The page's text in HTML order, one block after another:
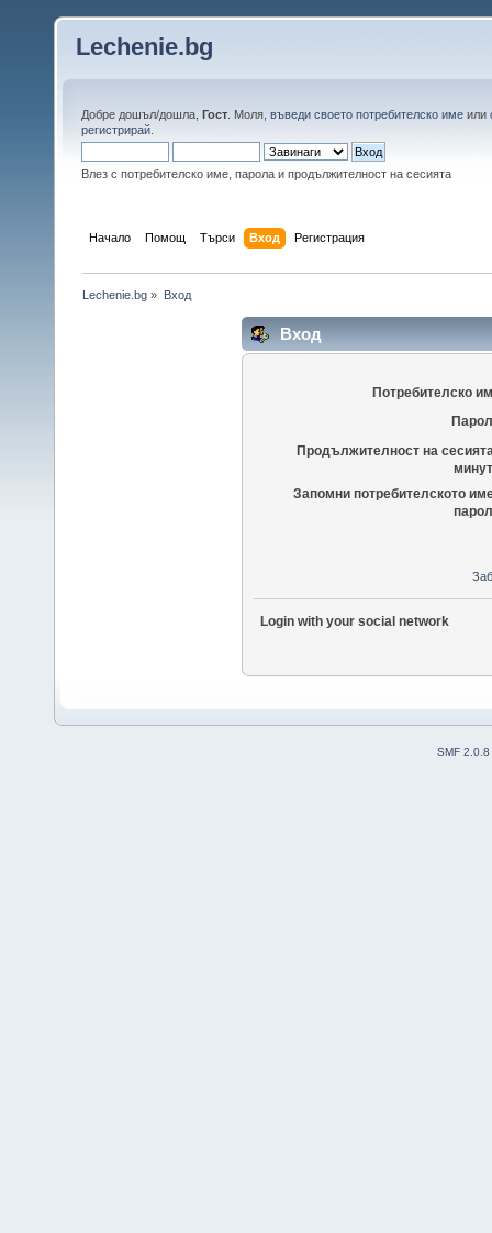
Lechenie.bg
Добре дошъл/дошла, Гост . Моля, въведи своето потребителско име или
регистрирай
Влез с потребителско име, парола и продължителност на сесията
Начало Помощ Търси Вход Регистрация
Lechenie.bg » Вход
Вход
Потребителско
Продължителност на
Запомни потребителското
Login with your social network
SMF 2.0.8